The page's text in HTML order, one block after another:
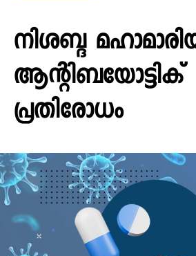
നിശബ്ദ
ആന്റിബയോട്ടിക്
പ്രതിരോധം